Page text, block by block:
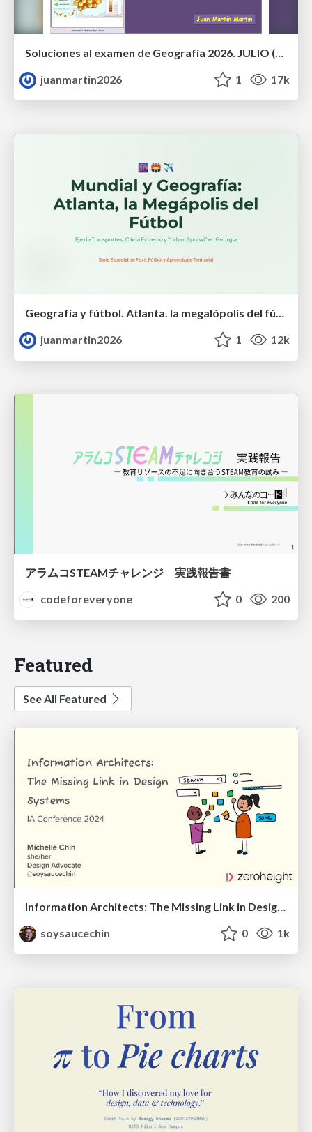
Soluciones al examen de Geografía 2026. JULIO (Convocatoria Extraordinaria)
juanmartin2026
1 17k
juanmartin2026
1 12k
アラムコSTEAMチャレンジ 実践報告書
codeforeveryone
0 200
Featured
See All Featured
Information Architects: The Missing Link in Design Systems
soysaucechin
0 1k